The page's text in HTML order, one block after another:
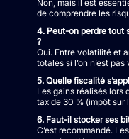
Non, mais il est
de comprendre les
4. Peut-on perdre tout
?
Oui. Entre volatilité et
totales si l’on n’est
5. Quelle fiscalité
Les gains réalisés lors
tax de 30 % (impôt sur
6. Faut-il stocker ses
C’est recommandé.